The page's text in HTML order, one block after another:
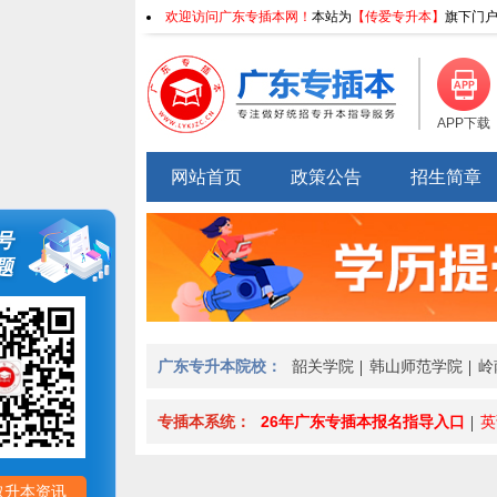
欢迎访问广东专插本网！ 本站为 【传爱专升本】 旗下门
APP下载
网站首页 政策公告 招生简章
广东专升本院校： 韶关学院 韩山师范学院 岭
专插本系统： 26年广东专插本报名指导入口
升本资讯